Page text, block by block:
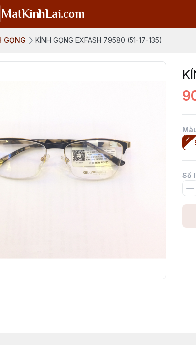
MatKinhLai.com
GỌNG KÍNH GỌNG EXFASH 79580 (51-17-135)
Số